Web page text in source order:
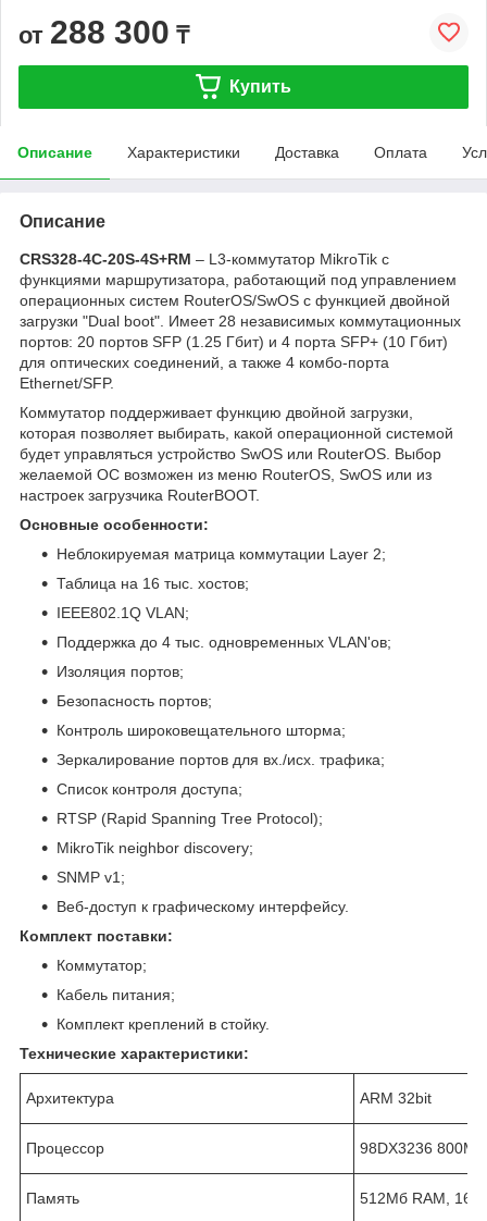
от 288 300 ₸
Купить
Описание Характеристики Доставка Оплата
Описание
CRS328-4C-20S-4S+RM – L3-коммутатор MikroTik с
функциями маршрутизатора, работающий под управлением
операционных систем RouterOS/SwOS с функцией двойной
загрузки "Dual boot". Имеет 28 независимых коммутационных
портов: 20 портов SFP (1.25 Гбит) и 4 порта SFP+ (10 Гбит)
для оптических соединений, а также 4 комбо-порта
Ethernet/SFP.
Коммутатор поддерживает функцию двойной загрузки,
которая позволяет выбирать, какой операционной системой
будет управляться устройство SwOS или RouterOS. Выбор
желаемой ОС возможен из меню RouterOS, SwOS или из
настроек загрузчика RouterBOOT.
Основные особенности:
Неблокируемая матрица коммутации Layer 2;
Таблица на 16 тыс. хостов;
IEEE802.1Q VLAN;
Поддержка до 4 тыс. одновременных VLAN'ов;
Изоляция портов;
Безопасность портов;
Контроль широковещательного шторма;
Зеркалирование портов для вх./исх. трафика;
Список контроля доступа;
RTSP (Rapid Spanning Tree Protocol);
MikroTik neighbor discovery;
SNMP v1;
Веб-доступ к графическому интерфейсу.
Комплект поставки:
Коммутатор;
Кабель питания;
Комплект креплений в стойку.
Технические характеристики:
Архитектура ARM 32bit
Процессор 98DX3236
Память 512Мб RAM,